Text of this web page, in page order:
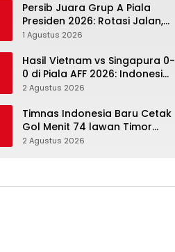
Persib Juara Grup A Piala
Presiden 2026: Rotasi Jalan,
Tolic Punya Alasan untuk
1 Agustus 2026
Hasil Vietnam vs Singapura 0-
0 di Piala AFF 2026: Indonesia
Kini Punya Jalan Terbuka
2 Agustus 2026
Timnas Indonesia Baru Cetak
Gol Menit 74 lawan Timor
Leste: Sabar, Rotasi, lalu
2 Agustus 2026